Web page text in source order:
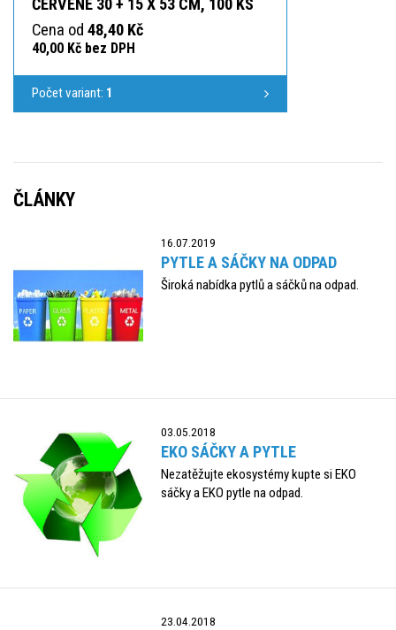
ČERVENÉ 30 + 15 X 53 CM, 100 KS
Cena od 48,40 Kč
40,00 Kč bez DPH
Počet variant: 1
ČLÁNKY
16.07.2019
PYTLE A SÁČKY NA ODPAD
Široká nabídka pytlů a sáčků na odpad.
03.05.2018
EKO SÁČKY A PYTLE
Nezatěžujte ekosystémy kupte si EKO
sáčky a EKO pytle na odpad.
23.04.2018